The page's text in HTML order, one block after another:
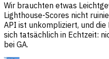
Wir brauchten etwas
Lighthouse-Scores nicht
API ist unkompliziert, und
sich tatsächlich in Echtzeit:
bei GA.